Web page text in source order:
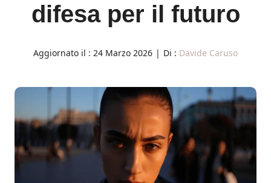
difesa per il futuro
Aggiornato il : 24 Marzo 2026 | Di : Davide Caruso